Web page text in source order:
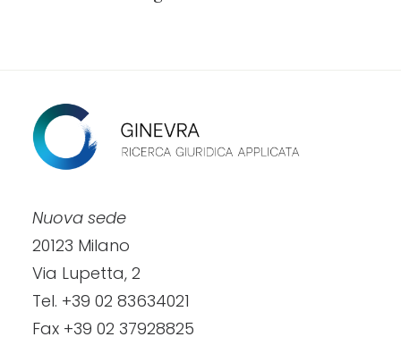
Nuova sede
20123 Milano
Via Lupetta, 2
Tel. +39 02 83634021
Fax +39 02 37928825